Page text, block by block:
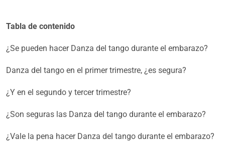
Tabla de contenido
¿Se pueden hacer Danza del tango durante el embarazo?
Danza del tango en el primer trimestre, ¿es segura?
¿Y en el segundo y tercer trimestre?
¿Son seguras las Danza del tango durante el embarazo?
¿Vale la pena hacer Danza del tango durante el embarazo?